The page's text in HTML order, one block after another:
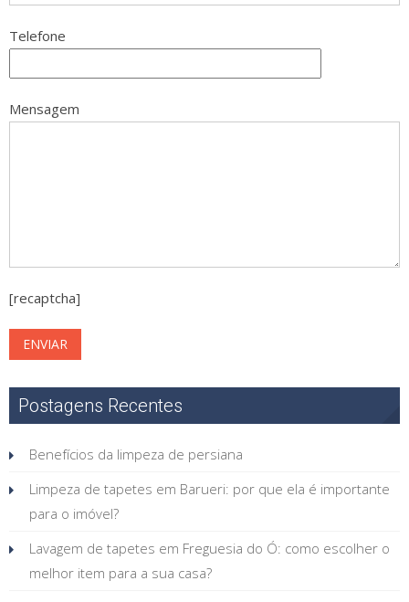
Telefone
Mensagem
[recaptcha]
Postagens Recentes
Benefícios da limpeza de persiana
Limpeza de tapetes em Barueri: por que ela é importante
para o imóvel?
Lavagem de tapetes em Freguesia do Ó: como escolher o
melhor item para a sua casa?